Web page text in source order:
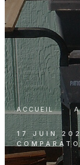
ACCUEIL ·
17 JUIN